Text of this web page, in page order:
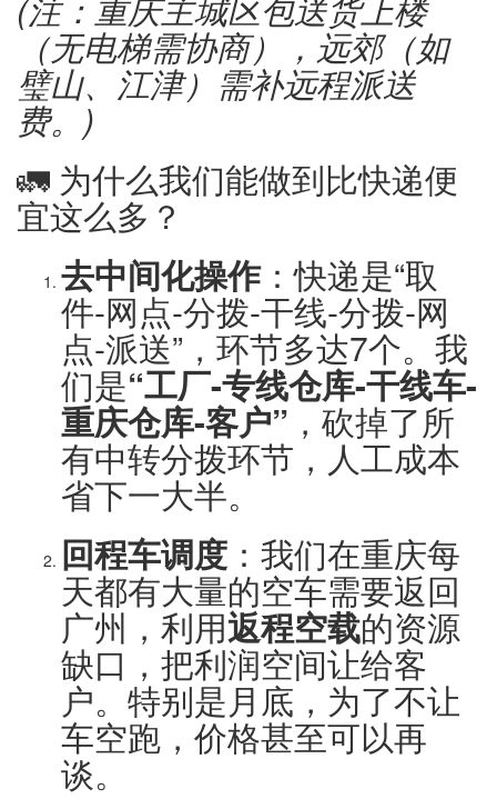
(注：重庆主城区包送货上楼
（无电梯需协商），远郊（如
璧山、江津）需补远程派送
费。)
🚛 为什么我们能做到比快递便
宜这么多？
去中间化操作：快递是“取
件-网点-分拨-干线-分拨-网
点-派送”，环节多达7个。我
们是“工厂-专线仓库-干线车-
重庆仓库-客户” ，砍掉了所
有中转分拨环节，人工成本
省下一大半。
回程车调度 ：我们在重庆每
天都有大量的空车需要返回
广州，利用返程空载的资源
缺口，把利润空间让给客
户。特别是月底，为了不让
车空跑，价格甚至可以再
谈。